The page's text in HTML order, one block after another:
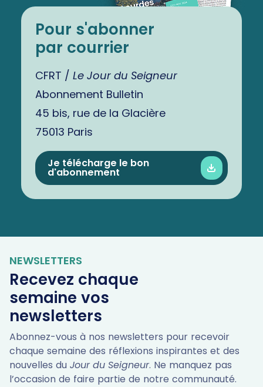
Pour s'abonner
par courrier
CFRT / Le Jour du Seigneur
Abonnement Bulletin
45 bis, rue de la Glacière
75013 Paris
Je télécharge le bon
d'abonnement
NEWSLETTERS
Recevez chaque
semaine vos
newsletters
Abonnez-vous à nos newsletters pour recevoir
chaque semaine des réflexions inspirantes et des
nouvelles du Jour du Seigneur. Ne manquez pas
l’occasion de faire partie de notre communauté.